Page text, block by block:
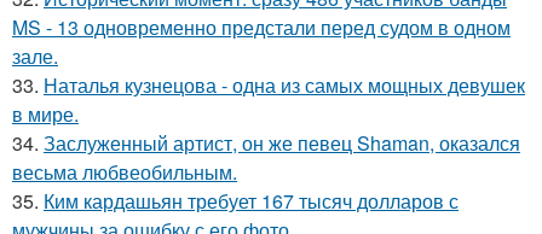
MS - 13 одновременно предстали перед судом в одном
зале.
33. Наталья кузнецова - одна из самых мощных девушек
в мире.
34. Заслуженный артист, он же певец Shaman, оказался
весьма любвеобильным.
35. Ким кардашьян требует 167 тысяч долларов с